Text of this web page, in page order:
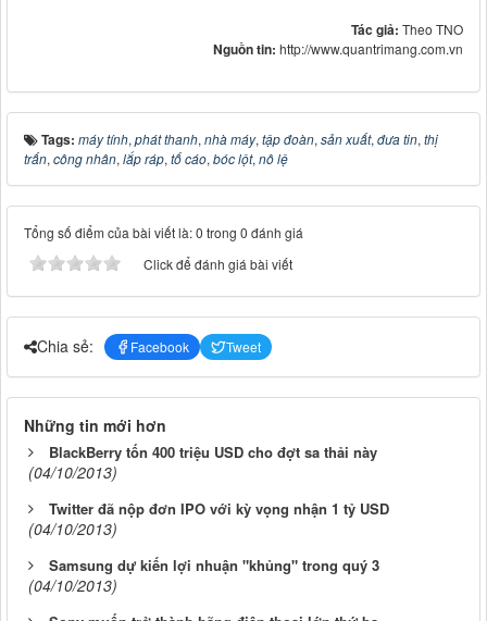
Tác giả: Theo TNO
Nguồn tin: http://www.quantrimang.com.vn
Tags: máy tính, phát thanh, nhà máy, tập đoàn, sản xuất, đưa tin, thị
trấn, công nhân, lắp ráp, tố cáo, bóc lột, nô lệ
Tổng số điểm của bài viết là: 0 trong 0 đánh giá
Click để đánh giá bài viết
Chia sẻ: Facebook Tweet
Những tin mới hơn
BlackBerry tốn 400 triệu USD cho đợt sa thải này
(04/10/2013)
Twitter đã nộp đơn IPO với kỳ vọng nhận 1 tỷ USD
(04/10/2013)
Samsung dự kiến lợi nhuận "khủng" trong quý 3
(04/10/2013)